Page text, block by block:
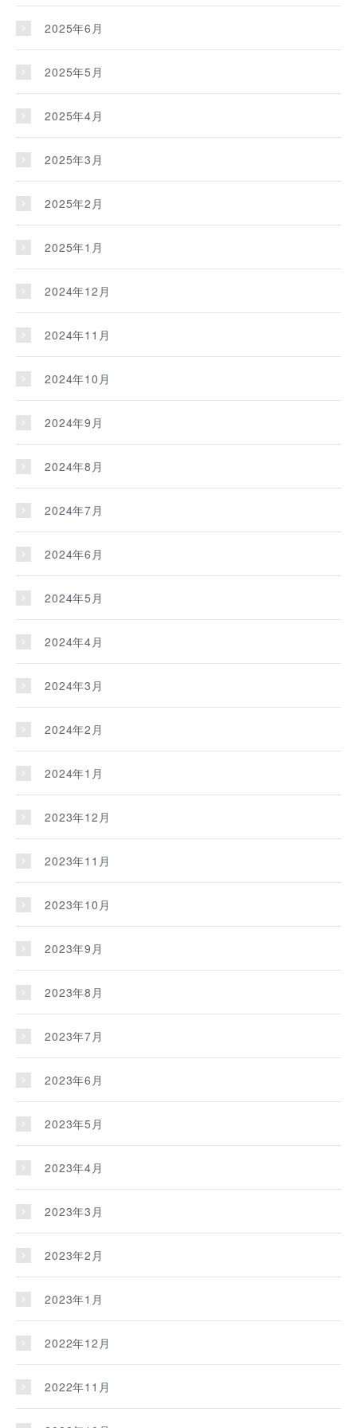
2025年6月
2025年5月
2025年4月
2025年3月
2025年2月
2025年1月
2024年12月
2024年11月
2024年10月
2024年9月
2024年8月
2024年7月
2024年6月
2024年5月
2024年4月
2024年3月
2024年2月
2024年1月
2023年12月
2023年11月
2023年10月
2023年9月
2023年8月
2023年7月
2023年6月
2023年5月
2023年4月
2023年3月
2023年2月
2023年1月
2022年12月
2022年11月